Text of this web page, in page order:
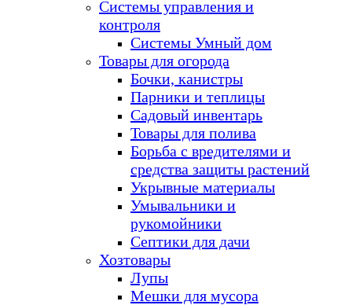
Системы управления и
контроля
Системы Умный дом
Товары для огорода
Бочки, канистры
Парники и теплицы
Садовый инвентарь
Товары для полива
Борьба с вредителями и
средства защиты растений
Укрывные материалы
Умывальники и
рукомойники
Септики для дачи
Хозтовары
Лупы
Мешки для мусора